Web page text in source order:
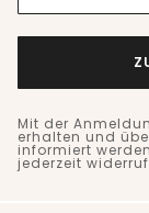
Mit der
erhalten und
informiert
jederzeit